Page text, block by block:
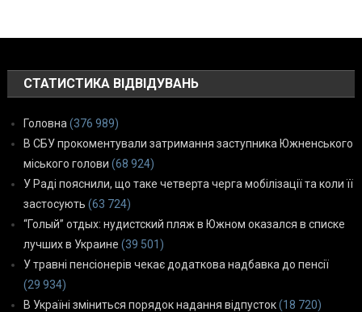
СТАТИСТИКА ВІДВІДУВАНЬ
Головна (376 989)
В СБУ прокоментували затримання заступника Южненського
міського голови (68 924)
У Раді пояснили, що таке четверта черга мобілізації та коли її
застосують (63 724)
“Голый” отдых: нудистский пляж в Южном оказался в списке
лучших в Украине (39 501)
У травні пенсіонерів чекає додаткова надбавка до пенсії
(29 934)
В Україні зміниться порядок надання відпусток(18 720)